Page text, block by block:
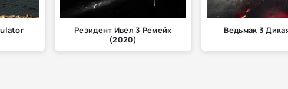
Резидент Ивел 3 Ремейк
(2020)
Ведьмак 3